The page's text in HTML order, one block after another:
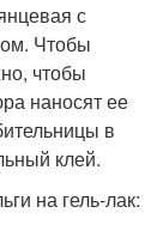
с
Чтобы
чтобы
наносят ее
в
клей.
на гель-лак: